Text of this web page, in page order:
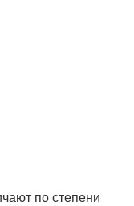
по степени